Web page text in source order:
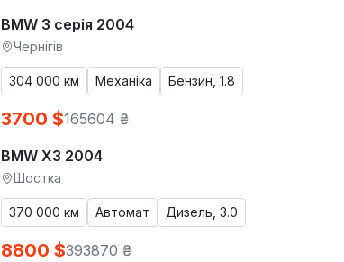
BMW 3 серія 2004
Чернігів
304 000 км Механіка Бензин, 1.8
3700 $165604 ₴
BMW X3 2004
Шостка
370 000 км Автомат Дизель, 3.0
8800 $393870 ₴